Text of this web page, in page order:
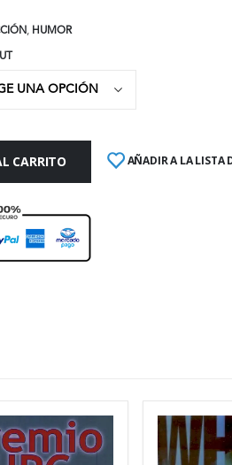
, HUMOR
CARRITO AÑADIR A LA LISTA